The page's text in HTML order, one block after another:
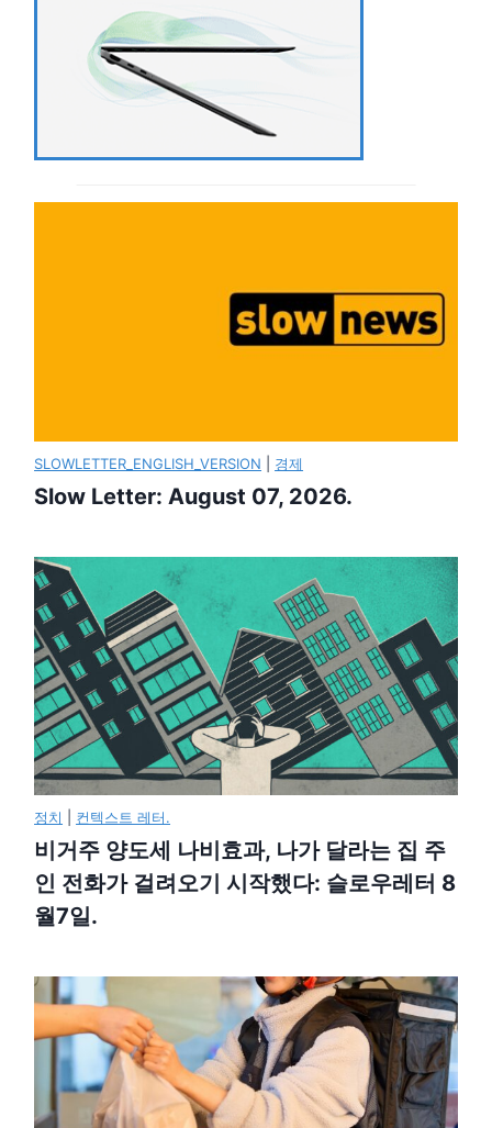
SLOWLETTER_ENGLISH_VERSION 경제
Slow Letter: August 07, 2026.
정치 컨텍스트 레터.
비거주 양도세 나비효과, 나가 달라는 집 주
인 전화가 걸려오기 시작했다: 슬로우레터 8
월7일.